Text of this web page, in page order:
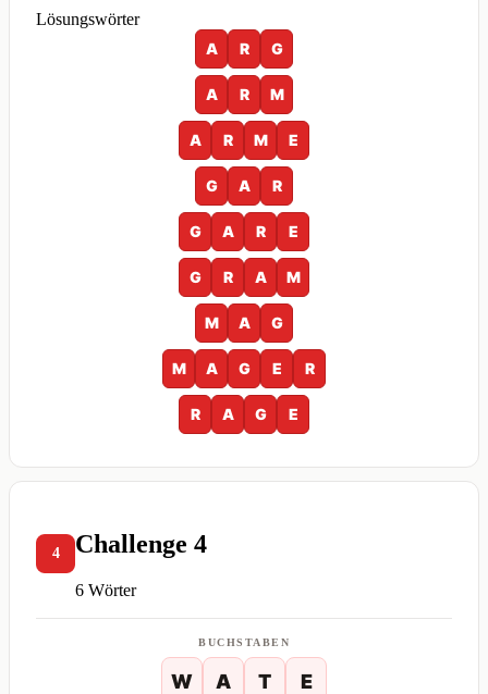
Lösungswörter
A
R G
A R M
A R M E
G A R
G A R E
G R A M
M A G
M A G E R
R A G E
4 Challenge 4
6 Wörter
BUCHSTABEN
W A T E